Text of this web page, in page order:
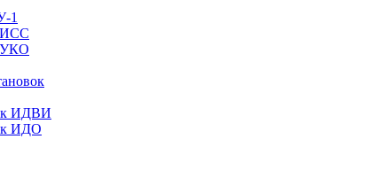
1
УКО
ИДВИ
ИДО